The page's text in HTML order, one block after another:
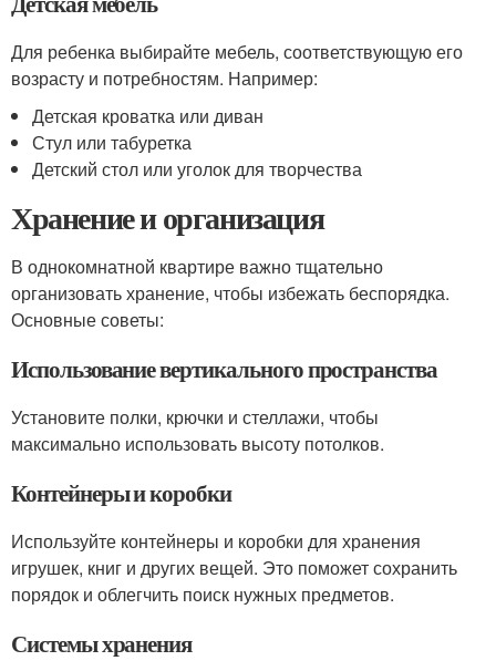
Для ребенка выбирайте мебель, соответствующую его
возрасту и потребностям. Например:
Детская кроватка или диван
Стул или табуретка
Детский стол или уголок для творчества
Хранение и организация
В однокомнатной квартире важно тщательно
организовать хранение, чтобы избежать беспорядка.
Основные советы:
Использование вертикального пространства
Установите полки, крючки и стеллажи, чтобы
максимально использовать высоту потолков.
Контейнеры и коробки
Используйте контейнеры и коробки для хранения
игрушек, книг и других вещей. Это поможет сохранить
порядок и облегчить поиск нужных предметов.
Системы хранения